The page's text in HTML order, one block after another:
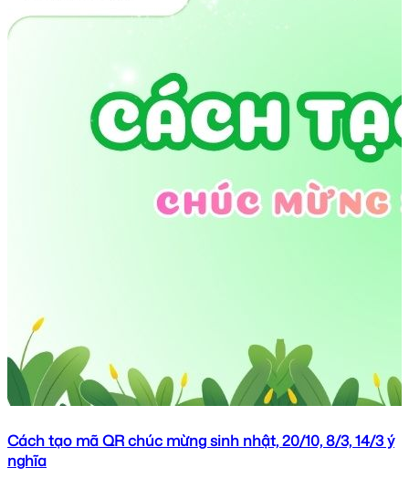
Cách tạo mã QR chúc mừng sinh nhật, 20/10, 8/3, 14/3 ý
nghĩa